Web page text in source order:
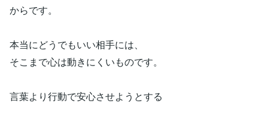
からです。
本当にどうでもいい相手には、
そこまで心は動きにくいものです。
言葉より行動で安心させようとする